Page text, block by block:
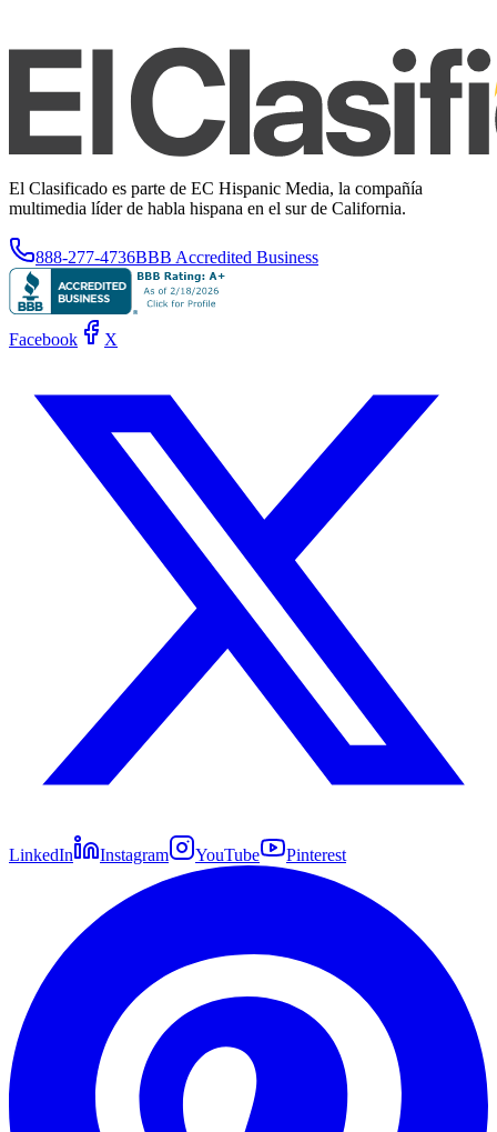
El Clasificado es parte de EC Hispanic Media, la compañía
multimedia líder de habla hispana en el sur de California.
888-277-4736BBB Accredited Business
Facebook X
LinkedIn Instagram YouTube Pinterest